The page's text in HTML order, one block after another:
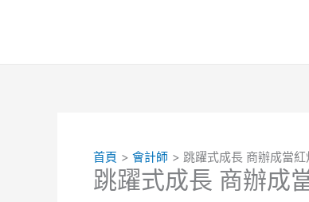
首頁 會計師 跳躍式成長 商辦成當
跳躍式成長 商辦成